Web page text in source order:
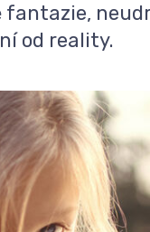
od reality.